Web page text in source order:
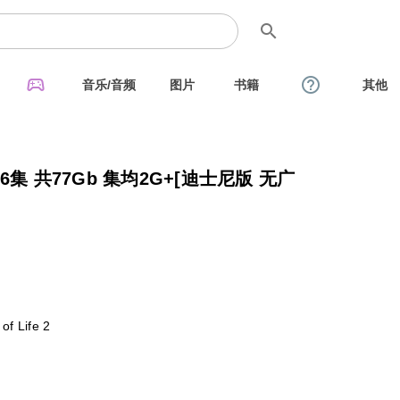
search
sports_esports 音乐/音频 图片 书籍 help_outline 其他
集 共77Gb 集均2G+[迪士尼版 无广
Life 2